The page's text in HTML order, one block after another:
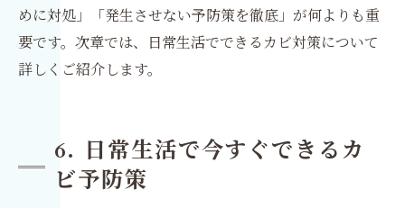
めに対処」「発生させない予防策を徹底」が何よりも重
要です。次章では、日常生活でできるカビ対策について
詳しくご紹介します。
6. 日常生活で今すぐできるカ
ビ予防策